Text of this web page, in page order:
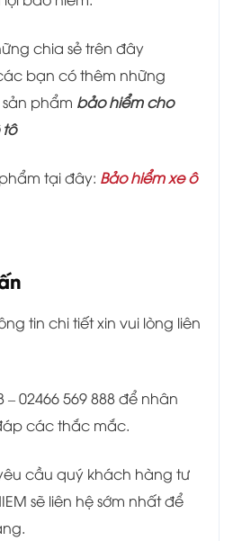
chia sẻ trên đây
bạn có thêm những
phẩm bảo hiểm cho
tại đây: Bảo hiểm xe ô
tin chi tiết xin vui lòng liên
– 02466 569 888 để nhân
các thắc mắc.
cầu quý khách hàng tư
sẽ liên hệ sớm nhất để